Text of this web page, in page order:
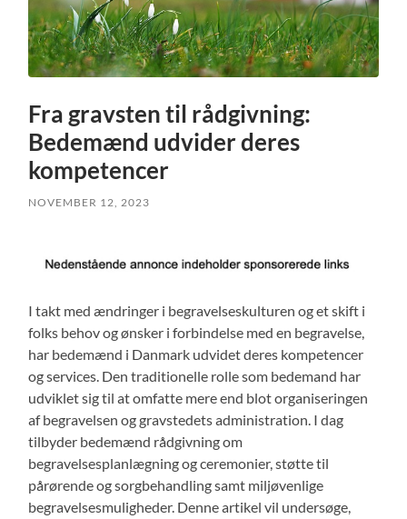
Fra gravsten til rådgivning:
Bedemænd udvider deres
kompetencer
NOVEMBER 12, 2023
I takt med ændringer i begravelseskulturen og et skift i
folks behov og ønsker i forbindelse med en begravelse,
har bedemænd i Danmark udvidet deres kompetencer
og services. Den traditionelle rolle som bedemand har
udviklet sig til at omfatte mere end blot organiseringen
af begravelsen og gravstedets administration. I dag
tilbyder bedemænd rådgivning om
begravelsesplanlægning og ceremonier, støtte til
pårørende og sorgbehandling samt miljøvenlige
begravelsesmuligheder. Denne artikel vil undersøge,